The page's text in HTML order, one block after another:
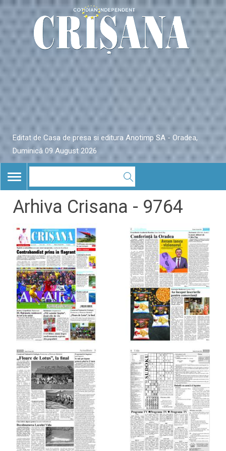
Editat de Casa de presa si editura Anotimp SA - Oradea,
Duminică 09 August 2026
TOGGLE
NAVIGATION
Arhiva Crisana - 9764